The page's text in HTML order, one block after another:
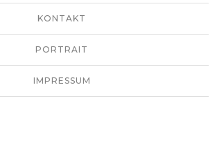
KONTAKT
PORTRAIT
IMPRESSUM